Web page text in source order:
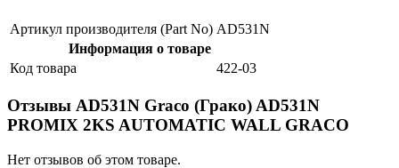
Артикул производителя (Part No) AD531N
Информация о товаре
Код товара
422-03
Отзывы AD531N Graco (Грако) AD531N
PROMIX 2KS AUTOMATIC WALL GRACO
Нет отзывов об этом товаре.